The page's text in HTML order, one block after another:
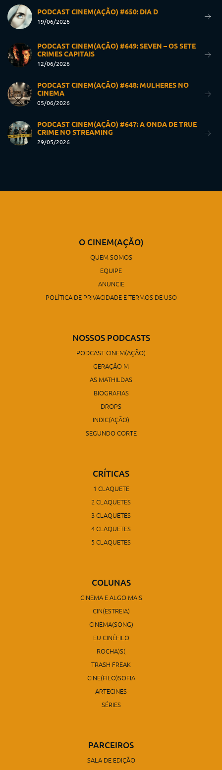
PODCAST CINEM(AÇÃO) #650: DIA D
19/06/2026
PODCAST CINEM(AÇÃO) #649: SEVEN – OS SETE
CRIMES CAPITAIS
12/06/2026
PODCAST CINEM(AÇÃO) #648: MULHERES NO
CINEMA
05/06/2026
PODCAST CINEM(AÇÃO) #647: A ONDA DE TRUE
CRIME NO STREAMING
29/05/2026
O CINEM(AÇÃO)
QUEM SOMOS
EQUIPE
ANUNCIE
POLÍTICA DE PRIVACIDADE E TERMOS DE USO
NOSSOS PODCASTS
PODCAST CINEM(AÇÃO)
GERAÇÃO M
AS MATHILDAS
BIOGRAFIAS
DROPS
INDIC(AÇÃO)
SEGUNDO CORTE
CRÍTICAS
1 CLAQUETE
2 CLAQUETES
3 CLAQUETES
4 CLAQUETES
5 CLAQUETES
COLUNAS
CINEMA E ALGO MAIS
CIN(ESTREIA)
CINEMA(SONG)
EU CINÉFILO
ROCHA)S(
TRASH FREAK
CINE(FILO)SOFIA
ARTECINES
SÉRIES
PARCEIROS
SALA DE EDIÇÃO